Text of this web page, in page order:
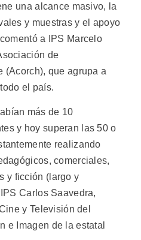
una alcance masivo, la
y muestras y el apoyo
a IPS Marcelo
de
(Acorch), que agrupa a
el país.
más de 10
y hoy superan las 50 o
realizando
comerciales,
y ficción (largo y
Carlos Saavedra,
y Televisión del
e Imagen de la estatal